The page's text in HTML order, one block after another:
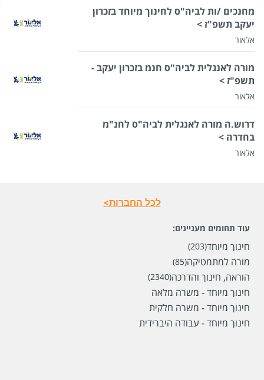
מחנכים /ות לביה"ס לחינוך מיוחד בזכרון
יעקב תשפ"ז >
אלאור
מורה לאנגלית לביה"ס חנמ בזכרון יעקב -
תשפ"ז >
אלאור
דרוש.ה מורה לאנגלית לביה"ס לחנ"מ
בחדרה >
אלאור
לכל החברות>
עוד תחומים מעניינים:
חינוך מיוחד(203)
מורה למתמטיקה(85)
הוראה, חינוך והדרכה(2340)
חינוך מיוחד - משרה מלאה
חינוך מיוחד - משרה חלקית
חינוך מיוחד - עבודה היברידית